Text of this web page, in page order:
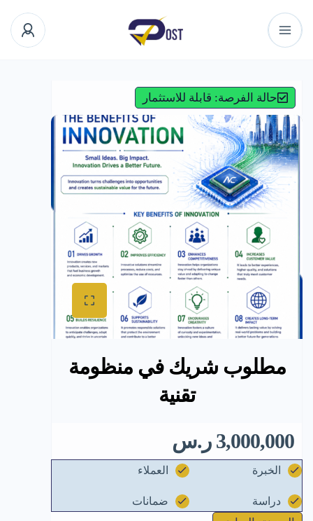
حالة الفرصة: قابلة للاستثمار
مطلوب شريك في منظومة
تقنية
3,000,000 ر.س
الخبرة العملاء
دراسة ضمانات